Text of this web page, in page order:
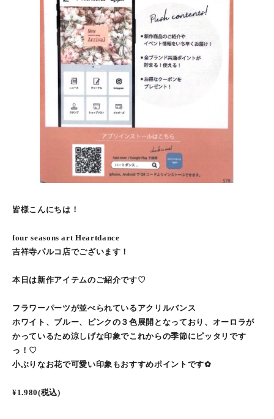
皆様こんにちは！
four seasons art Heartdance
吉祥寺パルコ店でございます！
本日は新作アイテムのご紹介です♡
フラワーパーツが並べられているアクリルバンス
ホワイト、ブルー、ピンクの３色展開となっており、オーロラが
かっているため涼しげな印象でこれからの季節にピッタリです
っ！♡
小ぶりなお花で可愛い印象もおすすめポイントです✿
¥1.980(税込)